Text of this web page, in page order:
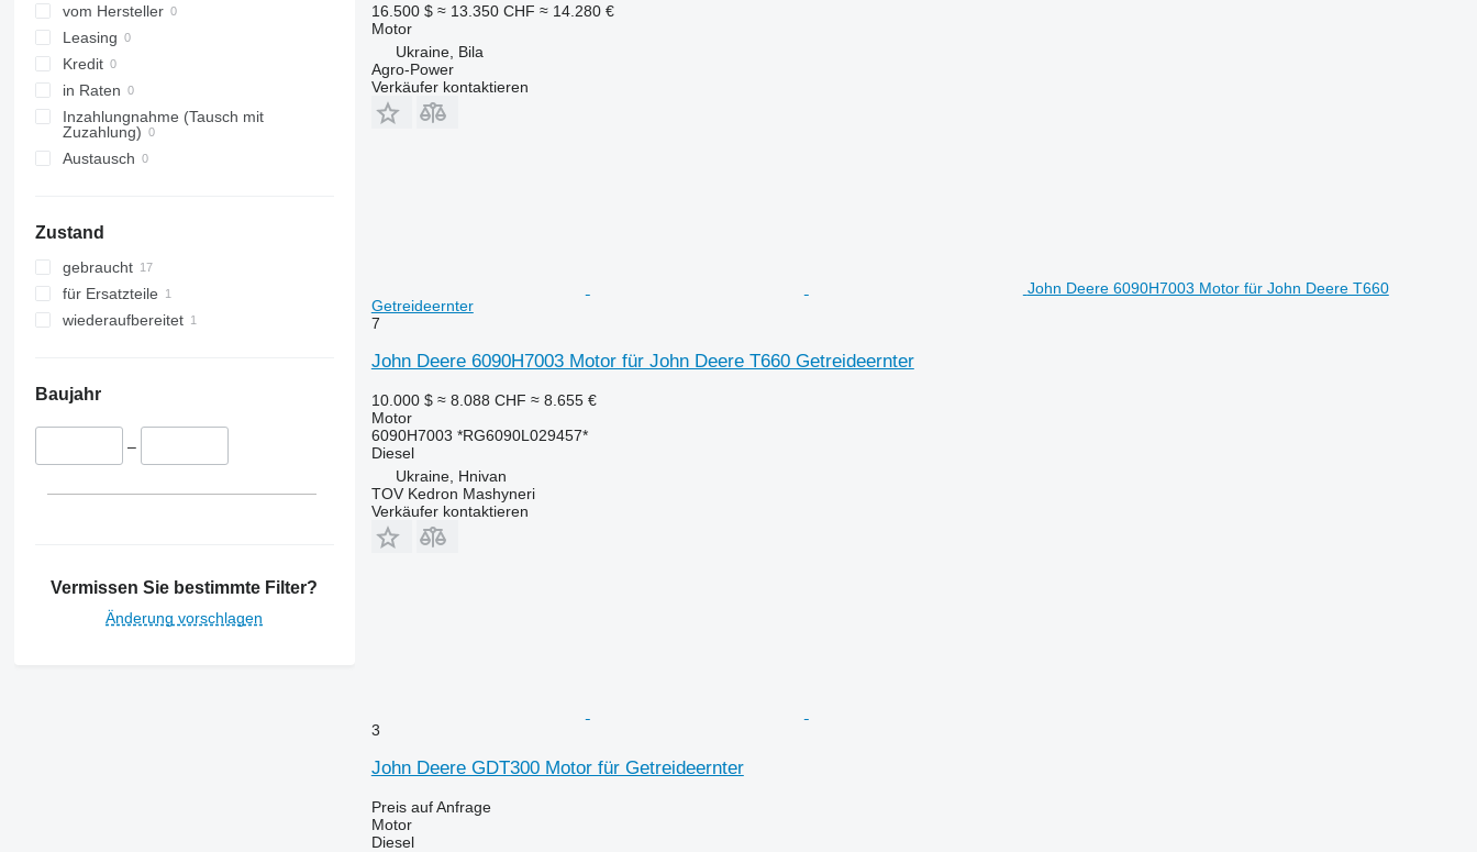
vom Hersteller
Leasing
Kredit
in Raten
Inzahlungnahme (Tausch mit
Zuzahlung)
Austausch
Zustand
gebraucht
für Ersatzteile
wiederaufbereitet
Baujahr
–
Vermissen Sie bestimmte Filter?
Änderung vorschlagen
16.500 $ ≈ 13.350 CHF ≈ 14.280 €
Motor
Ukraine, Bila
Agro-Power
Verkäufer kontaktieren
John Deere 6090H7003 Motor für John Deere T660
Getreideernter
7
John Deere 6090H7003 Motor für John Deere T660 Getreideernter
10.000 $ ≈ 8.088 CHF ≈ 8.655 €
Motor
6090H7003 *RG6090L029457*
Diesel
Ukraine, Hnivan
TOV Kedron Mashyneri
Verkäufer kontaktieren
3
John Deere GDT300 Motor für Getreideernter
Preis auf Anfrage
Motor
Diesel